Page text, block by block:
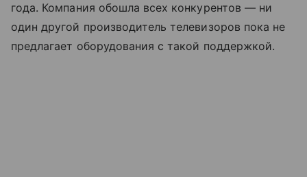
года. Компания обошла всех конкурентов — ни
один другой производитель телевизоров пока не
предлагает оборудования с такой поддержкой.